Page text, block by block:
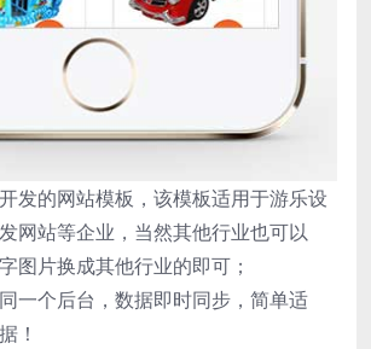
发的网站模板，该模板适用于游乐设
网站等企业，当然其他行业也可以
图片换成其他行业的即可；
一个后台，数据即时同步，简单适
！